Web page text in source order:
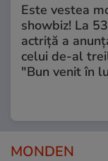
Este vestea
showbiz! La
actriță a
celui de-al
"Bun venit în
MONDEN